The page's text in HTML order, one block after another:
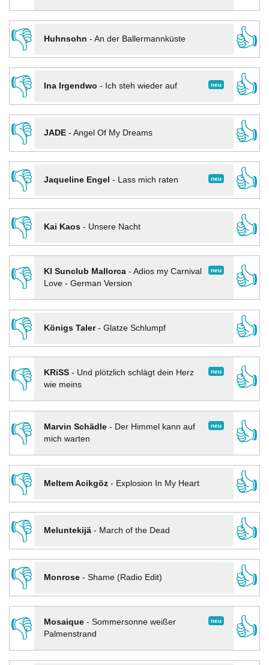
👎
Huhnsohn - An der Ballermannküste
👍
👎
neu
Ina Irgendwo - Ich steh wieder auf
👍
👎
JADE- Angel Of My Dreams
👍
👎
neu
Jaqueline Engel - Lass mich raten
👍
👎
Kai Kaos- Unsere Nacht
👍
👎
neu
KI Sunclub Mallorca- Adios my Carnival
Love - German Version
👍
👎
Königs Taler- Glatze Schlumpf
👍
👎
neu
KRiSS- Und plötzlich schlägt dein Herz
wie meins
👍
👎 neu
Marvin Schädle- Der Himmel kann auf
mich warten
👍
👎
Meltem Acikgöz- Explosion In My Heart
👍
👎
Meluntekijä- March of the Dead
👍
👎
Monrose- Shame (Radio Edit)
👍
👎
neu
Mosaique- Sommersonne weißer
Palmenstrand
👍